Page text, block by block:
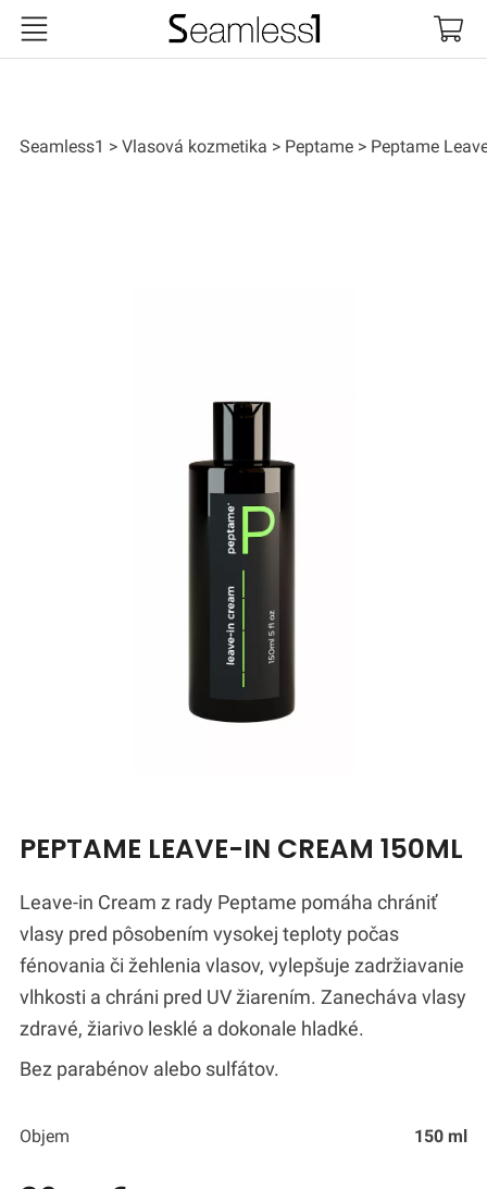
Seamless1 Vlasová kozmetika Peptame Peptame
PEPTAME LEAVE-IN CREAM 150ML
Leave-in Cream z rady Peptame pomáha chrániť
vlasy pred pôsobením vysokej teploty počas
fénovania či žehlenia vlasov, vylepšuje zadržiavanie
vlhkosti a chráni pred UV žiarením. Zanecháva vlasy
zdravé, žiarivo lesklé a dokonale hladké.
Bez parabénov alebo sulfátov.
Objem 150 ml